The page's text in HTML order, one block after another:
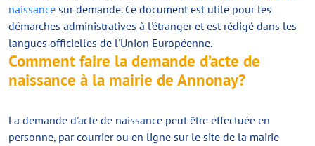
naissance sur demande. Ce document est utile pour les
démarches administratives à l'étranger et est rédigé dans les
langues officielles de l'Union Européenne.
Comment faire la demande d’acte de
naissance à la mairie de Annonay?
La demande d'acte de naissance peut être effectuée en
personne, par courrier ou en ligne sur le site de la mairie